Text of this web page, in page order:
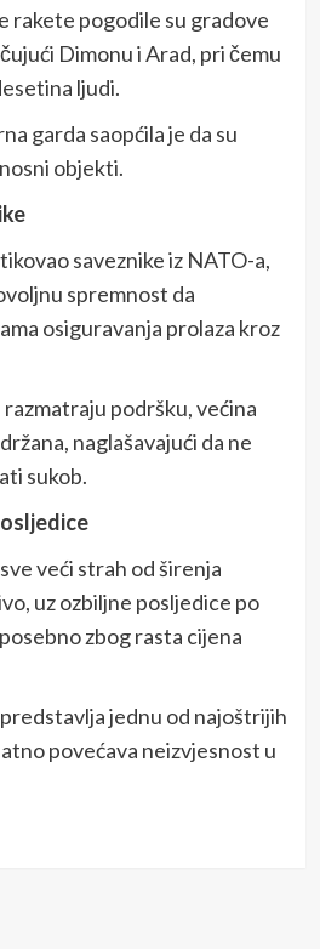
rakete pogodile su gradove
Dimonu i Arad, pri čemu
ljudi.
garda saopćila je da su
objekti.
saveznike iz NATO-a,
spremnost da
osiguravanja prolaza kroz
podršku, većina
naglašavajući da ne
sukob.
veći strah od širenja
uz ozbiljne posljedice po
zbog rasta cijena
jednu od najoštrijih
povećava neizvjesnost u